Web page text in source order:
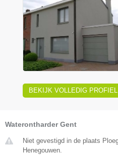
BEKIJK VOLLEDIG PROFIEL
Waterontharder Gent
Niet gevestigd in de plaats
Henegouwen.